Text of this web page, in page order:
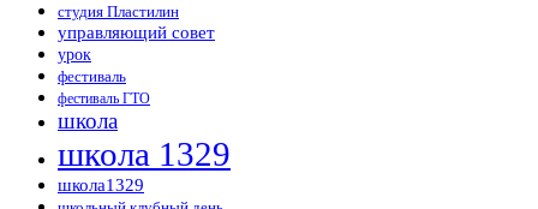
студия Пластилин
управляющий совет
урок
фестиваль
фестиваль ГТО
школа
школа 1329
школа1329